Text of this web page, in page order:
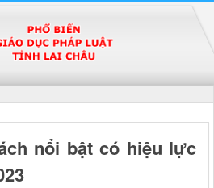
nổi bật có hiệu lực